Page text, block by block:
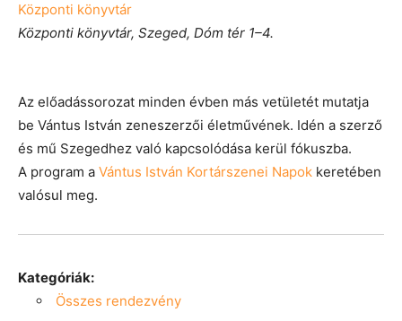
Központi könyvtár
Központi könyvtár, Szeged, Dóm tér 1–4.
Az előadássorozat minden évben más vetületét mutatja
be Vántus István zeneszerzői életművének. Idén a szerző
és mű Szegedhez való kapcsolódása kerül fókuszba.
A program a Vántus István Kortárszenei Napok keretében
valósul meg.
Kategóriák:
Összes rendezvény